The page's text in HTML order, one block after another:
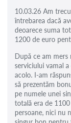
10.03.26 Am
întrebarea dacă
deoarece suma
1200 de euro
După ce am mers
serviciului vamal
acolo. I-am
să prezentăm
pe numele unei
totală era de
persoane, nici nu